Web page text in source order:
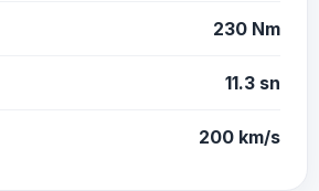
230 Nm
11.3 sn
200 km/s